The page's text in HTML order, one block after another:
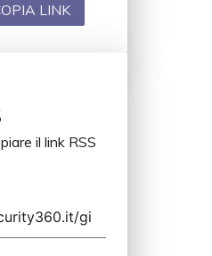
LINK
il link RSS